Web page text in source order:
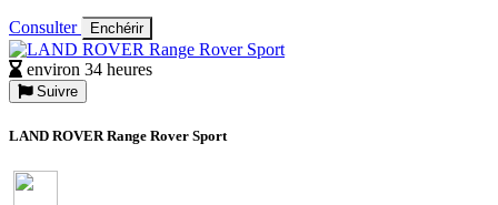
Consulter Enchérir
environ 34 heures
Suivre
LAND ROVER Range Rover Sport